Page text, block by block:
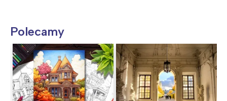
Polecamy